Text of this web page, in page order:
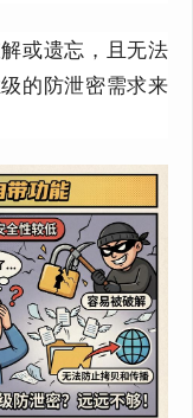
或遗忘，且无法
的防泄密需求来